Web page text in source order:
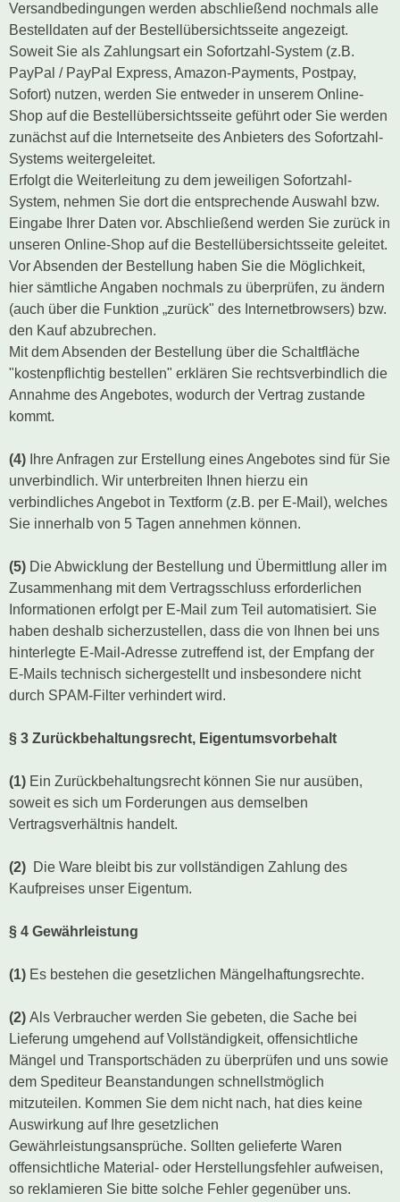
Versandbedingungen werden abschließend nochmals alle
Bestelldaten auf der Bestellübersichtsseite angezeigt.
Soweit Sie als Zahlungsart ein Sofortzahl-System (z.B.
PayPal / PayPal Express, Amazon-Payments, Postpay,
Sofort) nutzen, werden Sie entweder in unserem Online-
Shop auf die Bestellübersichtsseite geführt oder Sie werden
zunächst auf die Internetseite des Anbieters des Sofortzahl-
Systems weitergeleitet.
Erfolgt die Weiterleitung zu dem jeweiligen Sofortzahl-
System, nehmen Sie dort die entsprechende Auswahl bzw.
Eingabe Ihrer Daten vor. Abschließend werden Sie zurück in
unseren Online-Shop auf die Bestellübersichtsseite geleitet.
Vor Absenden der Bestellung haben Sie die Möglichkeit,
hier sämtliche Angaben nochmals zu überprüfen, zu ändern
(auch über die Funktion „zurück" des Internetbrowsers) bzw.
den Kauf abzubrechen.
Mit dem Absenden der Bestellung über die Schaltfläche
"kostenpflichtig bestellen" erklären Sie rechtsverbindlich die
Annahme des Angebotes, wodurch der Vertrag zustande
kommt.
(4) Ihre Anfragen zur Erstellung eines Angebotes sind für Sie
unverbindlich. Wir unterbreiten Ihnen hierzu ein
verbindliches Angebot in Textform (z.B. per E-Mail), welches
Sie innerhalb von 5 Tagen annehmen können.
(5) Die Abwicklung der Bestellung und Übermittlung aller im
Zusammenhang mit dem Vertragsschluss erforderlichen
Informationen erfolgt per E-Mail zum Teil automatisiert. Sie
haben deshalb sicherzustellen, dass die von Ihnen bei uns
hinterlegte E-Mail-Adresse zutreffend ist, der Empfang der
E-Mails technisch sichergestellt und insbesondere nicht
durch SPAM-Filter verhindert wird.
§ 3 Zurückbehaltungsrecht, Eigentumsvorbehalt
(1) Ein Zurückbehaltungsrecht können Sie nur ausüben,
soweit es sich um Forderungen aus demselben
Vertragsverhältnis handelt.
(2) Die Ware bleibt bis zur vollständigen Zahlung des
Kaufpreises unser Eigentum.
§ 4 Gewährleistung
(1) Es bestehen die gesetzlichen Mängelhaftungsrechte.
(2) Als Verbraucher werden Sie gebeten, die Sache bei
Lieferung umgehend auf Vollständigkeit, offensichtliche
Mängel und Transportschäden zu überprüfen und uns sowie
dem Spediteur Beanstandungen schnellstmöglich
mitzuteilen. Kommen Sie dem nicht nach, hat dies keine
Auswirkung auf Ihre gesetzlichen
Gewährleistungsansprüche. Sollten gelieferte Waren
offensichtliche Material- oder Herstellungsfehler aufweisen,
so reklamieren Sie bitte solche Fehler gegenüber uns.